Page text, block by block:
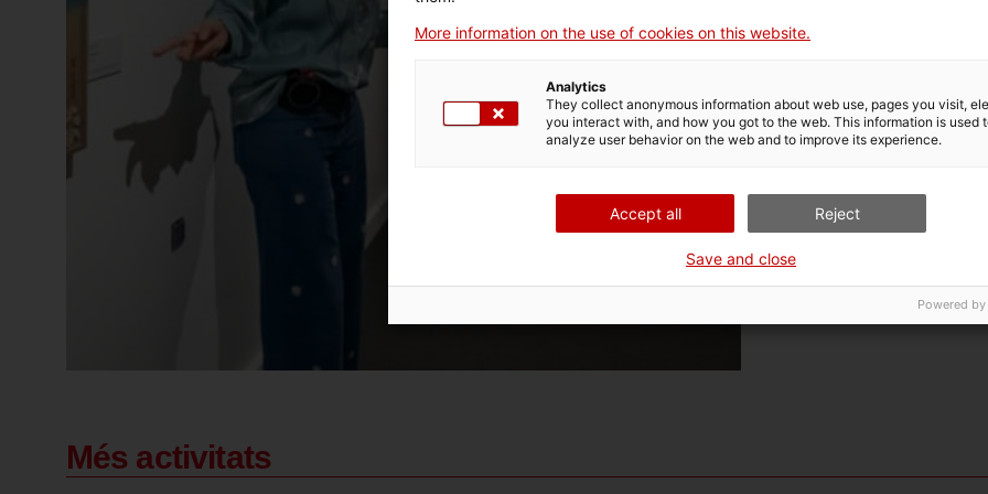
Més activitats
More information on the use of cookies on this website.
Analytics
They collect anonymous information about web use, pages you visit,
you interact with, and how you got to the web. This information is used
analyze user behavior on the web and to improve its experience.
Accept all Reject
Save and close
Powered by